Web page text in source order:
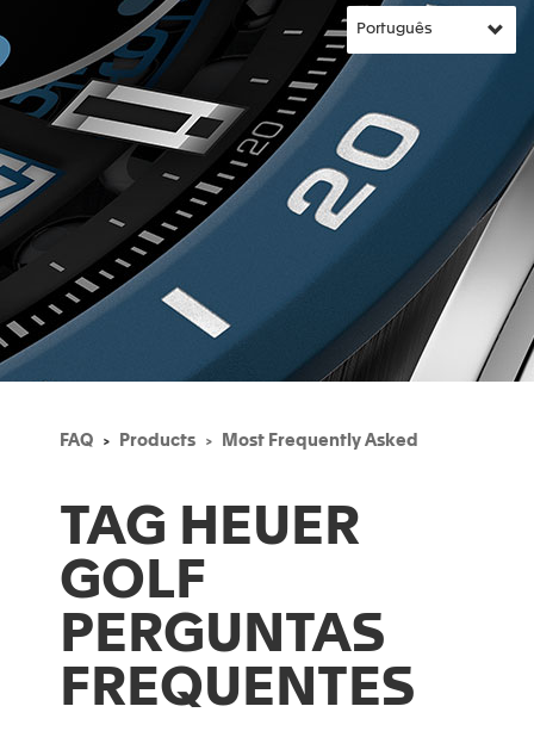
FAQ Products Most Frequently Asked
TAG HEUER
GOLF
PERGUNTAS
FREQUENTES